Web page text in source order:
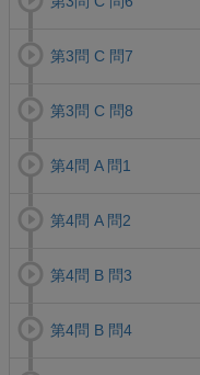
第3問 C 問7
第3問 C 問8
第4問 A 問1
第4問 A 問2
第4問 B 問3
第4問 B 問4